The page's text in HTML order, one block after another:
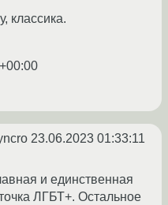
классика.
23.06.2023 01:33:11
и единственная
ЛГБТ+. Остальное